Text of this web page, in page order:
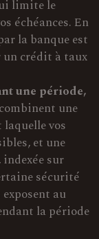
limite le
échéances. En
la banque est
crédit à taux
une période,
une
vos
et une
sur
sécurité
au
la période